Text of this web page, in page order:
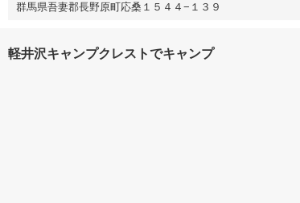
群馬県吾妻郡長野原町応桑１５４４−１３９
軽井沢キャンプクレストでキャンプ